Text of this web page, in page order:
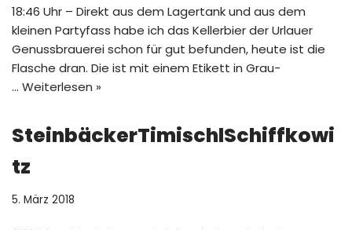
18:46 Uhr – Direkt aus dem Lagertank und aus dem
kleinen Partyfass habe ich das Kellerbier der Urlauer
Genussbrauerei schon für gut befunden, heute ist die
Flasche dran. Die ist mit einem Etikett in Grau-
… Weiterlesen »
SteinbäckerTimischlSchiffkowi
tz
5. März 2018